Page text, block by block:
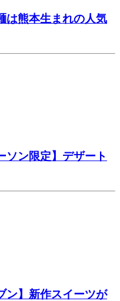
は熊本生まれの人気
ソン限定】デザート
】新作スイーツが